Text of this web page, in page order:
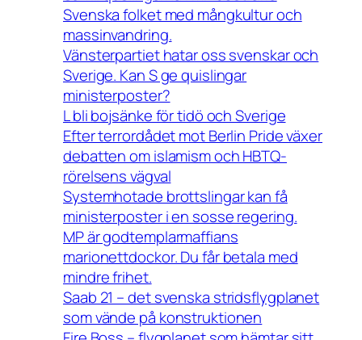
Svenska folket med mångkultur och
massinvandring.
Vänsterpartiet hatar oss svenskar och
Sverige. Kan S ge quislingar
ministerposter?
L bli bojsänke för tidö och Sverige
Efter terrordådet mot Berlin Pride växer
debatten om islamism och HBTQ-
rörelsens vägval
Systemhotade brottslingar kan få
ministerposter i en sosse regering.
MP är godtemplarmaffians
marionettdockor. Du får betala med
mindre frihet.
Saab 21 – det svenska stridsflygplanet
som vände på konstruktionen